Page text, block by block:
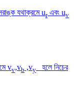
যথাক্রমে urএবং uv
vv,vb ,vy হলে নিচের